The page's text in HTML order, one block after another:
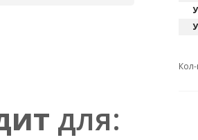
для: